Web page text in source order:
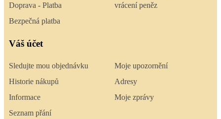
Doprava - Platba
Bezpečná platba
vrácení peněz
Váš účet
Sledujte mou objednávku
Historie nákupů
Informace
Seznam přání
Moje upozornění
Adresy
Moje zprávy